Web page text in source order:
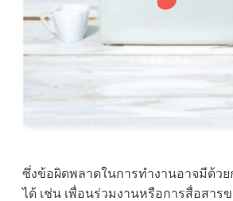
ซึ่งข้อผิดพลาดในการทำงานอาจมีด้ว
ได้ เช่น เพื่อนร่วมงานหรือการสื่อสาร